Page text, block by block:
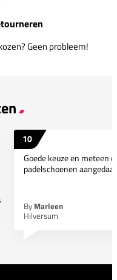
Geen probleem!
10
Goede keuze en meteen
padelschoenen
By Marleen
Hilversum